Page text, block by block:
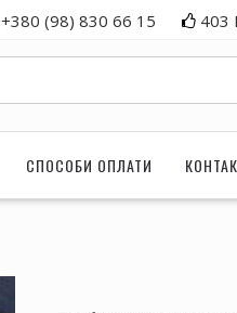
+380 (98) 830 66 15 403
СПОСОБИ ОПЛАТИ